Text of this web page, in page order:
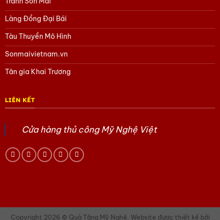
Để chúng tôi hỗ trợ thêm các thắc mắc của bạn nhé.
Tham khảo các sản phẩm Quà tặng lụa Hà Đôngtại đây
Tham khảo các sản phẩm Sơn Mài kháctại đây
Tham khảo các sản phẩm của Mỹ Nghệ Việt
Tham khảo các sản phẩm Tàu thuyền Mô hìnhtại đây
Tham khảo các sản phẩm Làng Đồng Đại Bái
Tham khảo các sản phẩm Quà tặng văn hóa Việt
Làng Đồng Đại Bái
Tàu Thuyền Mô Hình
Sonmaivietnam.vn
Tân gia Khai Trương
LIÊN KẾT
Cửa hàng thủ công Mỹ Nghệ Việt
Copyright 2026 © Quà Tặng Mỹ Nghệ. Website được thiết kế bởi